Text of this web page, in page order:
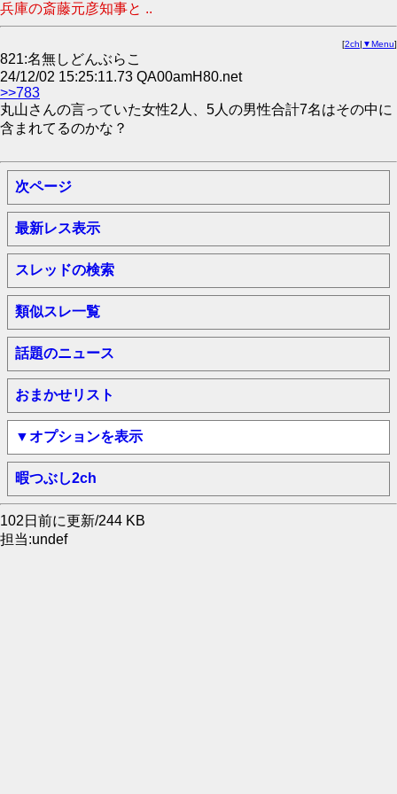
兵庫の斎藤元彦知事と ..
[2ch| ▼Menu]
821:名無しどんぶらこ
24/12/02 15:25:11.73 QA00amH80.net
>>783
丸山さんの言っていた女性2人、5人の男性合計7名はその中に
含まれてるのかな？
次ページ
最新レス表示
スレッドの検索
類似スレ一覧
話題のニュース
おまかせリスト
▼オプションを表示
暇つぶし2ch
102日前に更新/244 KB
担当:undef